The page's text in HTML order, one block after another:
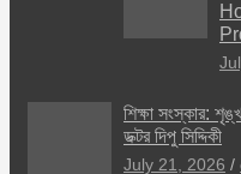
শিক্ষা সংস্কার:
ডক্টর দিপু সিদ্দিকী
July 21, 2026